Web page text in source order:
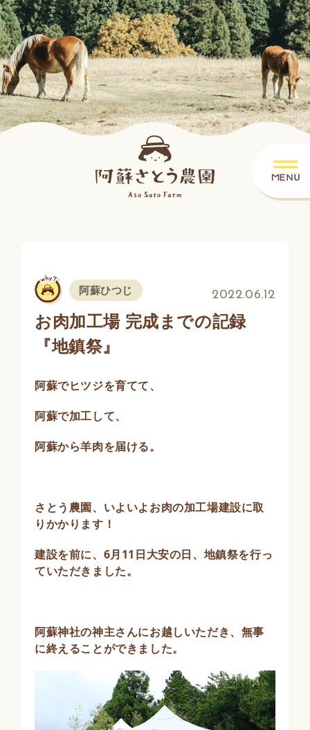
阿蘇ひつじ 2022.06.12
お肉加工場 完成までの記録
『地鎮祭』
阿蘇でヒツジを育てて、
阿蘇で加工して、
阿蘇から羊肉を届ける。
さとう農園、いよいよお肉の加工場建設に取
りかかります！
建設を前に、6月11日大安の日、地鎮祭を行っ
ていただきました。
阿蘇神社の神主さんにお越しいただき、無事
に終えることができました。